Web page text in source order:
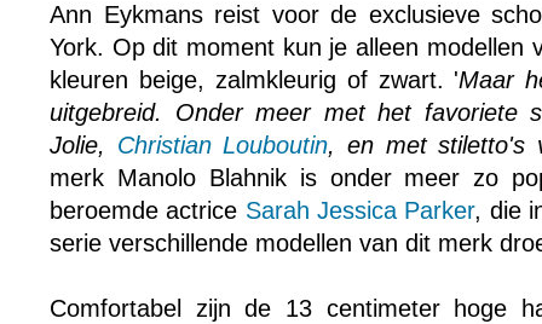
Ann Eykmans reist voor de exclusieve
York. Op dit moment kun je alleen modellen
kleuren beige, zalmkleurig of zwart. 'Maar
uitgebreid. Onder meer met het favoriete
Jolie, Christian Louboutin, en met stiletto's
merk Manolo Blahnik is onder meer zo
beroemde actrice Sarah Jessica Parker, die
serie verschillende modellen van dit merk
Comfortabel zijn de 13 centimeter hoge